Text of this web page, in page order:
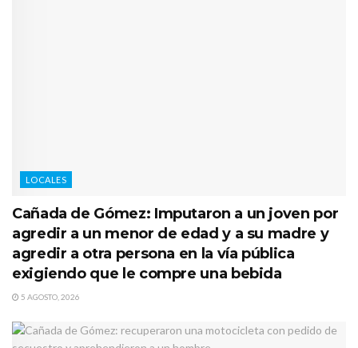
LOCALES
Cañada de Gómez: Imputaron a un joven por
agredir a un menor de edad y a su madre y
agredir a otra persona en la vía pública
exigiendo que le compre una bebida
5 AGOSTO, 2026